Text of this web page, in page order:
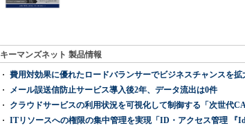
キーマンズネット 製品情報
費用対効果に優れたロードバランサーでビジネスチャンスを拡
メール誤送信防止サービス導入後2年、データ流出は0件
クラウドサービスの利用状況を可視化して制御する「次世代
ITリソースへの権限の集中管理を実現「ID・アクセス管理 『